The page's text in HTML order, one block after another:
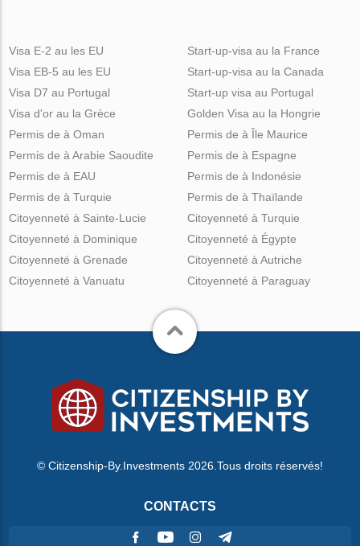
Visa E-2 au les EU
Visa EB-5 au les EU
Visa D7 au Portugal
Visa d'or au la Grèce
Start-up-visa au la France
Start-up-visa au la Canada
Start-up visa au Portugal
Golden Visa au la Hongrie
Permis de à Oman
Permis de à Arabie Saoudite
Permis de à EAU
Permis de à Turquie
Permis de à Île Maurice
Permis de à Espagne
Permis de à Indonésie
Permis de à Thaïlande
Citoyenneté à Sainte-Lucie
Citoyenneté à Dominique
Citoyenneté à Grenade
Citoyenneté à Vanuatu
Citoyenneté à Turquie
Citoyenneté à Égypte
Citoyenneté à Autriche
Citoyenneté à Paraguay
© Citizenship-By.Investments 2026.Tous droits réservés!
CONTACTS